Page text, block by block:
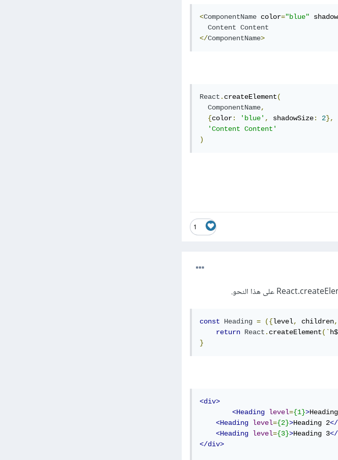
<ComponentName color="blue"
Content Content
</ComponentName>
React . createElement(
ComponentName,
{color: 'blue' , shadowSize: 2},
'Content Content'
)
1
const Heading = ({level, children,
return React . createElement(` h$
}
<div>
<Heading level={1}>
<Heading level={2}>Heading 2</
<Heading level={3}>Heading 3</
</div>